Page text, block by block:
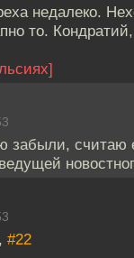
недалеко.
то.
забыли, считаю
#22